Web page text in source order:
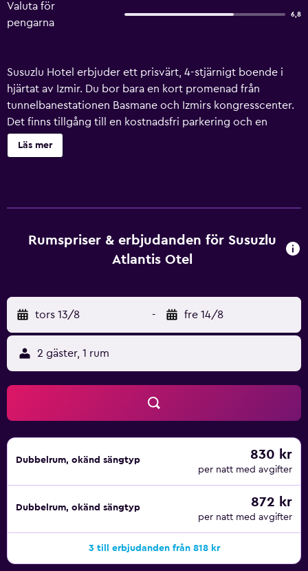
Valuta för
pengarna
6,8
Susuzlu Hotel erbjuder ett prisvärt, 4-stjärnigt boende i
hjärtat av Izmir. Du bor bara en kort promenad från
tunnelbanestationen Basmane och Izmirs kongresscenter.
Det finns tillgång till en kostnadsfri parkering och en
dygnsöppen restaurang. Alla stora rum har LCD-TV med
satellitkanaler, gratis Wi-Fi och badrum med
gäster 24 timmar om dygnet. Du har även tillgång till
rumsservice dygnet runt. I närheten hittar du mässan
Läs mer
Rumspriser & erbjudanden för Susuzlu
Atlantis Otel
tors 13/8 - fre 14/8
2 gäster, 1 rum
Dubbelrum, okänd sängtyp 830 kr
per natt med avgifter
Dubbelrum, okänd sängtyp 872 kr
per natt med avgifter
3 till erbjudanden från 818 kr